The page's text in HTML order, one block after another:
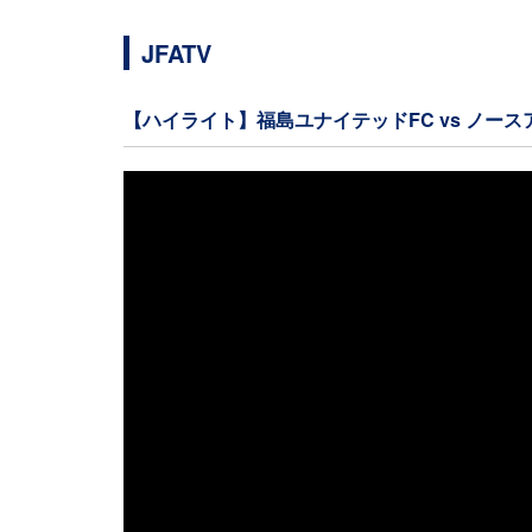
JFATV
【ハイライト】福島ユナイテッドFC vs ノース